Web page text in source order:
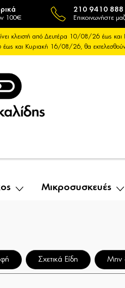
100€
210 9410 888
Επικοινωνήστε
κλειστή από Δευτέρα 10/08/26 έως
και Κυριακή 16/08/26, θα
Μικροσυσκευές
Σχετικά Είδη Μην